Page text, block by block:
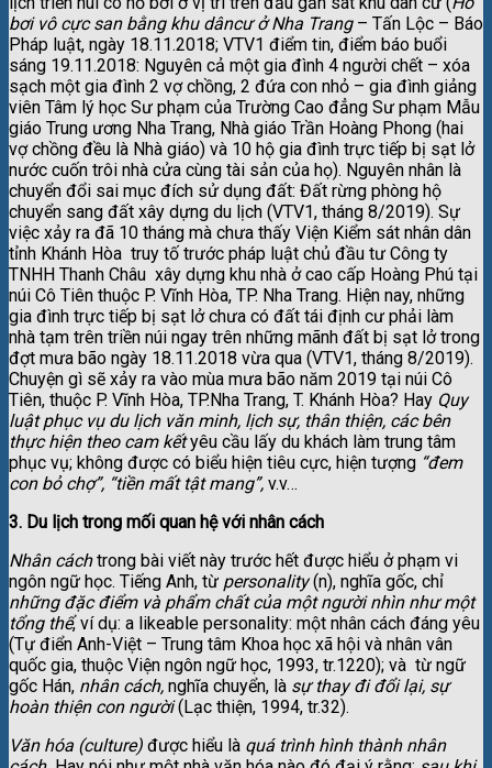
bơi vô cực san bằng khu dâncư ở Nha Trang– Tấn Lộc – Báo
Pháp luật, ngày 18.11.2018; VTV1 điểm tin, điểm báo buổi
sáng 19.11.2018: Nguyên cả một gia đình 4 người chết – xóa
sạch một gia đình 2 vợ chồng, 2 đứa con nhỏ – gia đình giảng
viên Tâm lý học Sư phạm của Trường Cao đẳng Sư phạm Mẫu
giáo Trung ương Nha Trang, Nhà giáo Trần Hoàng Phong (hai
vợ chồng đều là Nhà giáo) và 10 hộ gia đình trực tiếp bị sạt lở
nước cuốn trôi nhà cửa cùng tài sản của họ). Nguyên nhân là
chuyển đổi sai mục đích sử dụng đất: Đất rừng phòng hộ
chuyển sang đất xây dựng du lịch (VTV1, tháng 8/2019). Sự
việc xảy ra đã 10 tháng mà chưa thấy Viện Kiểm sát nhân dân
tỉnh Khánh Hòa truy tố trước pháp luật chủ đầu tư Công ty
TNHH Thanh Châu xây dựng khu nhà ở cao cấp Hoàng Phú tại
núi Cô Tiên thuộc P. Vĩnh Hòa, TP. Nha Trang. Hiện nay, những
gia đình trực tiếp bị sạt lở chưa có đất tái định cư phải làm
nhà tạm trên triền núi ngay trên những mãnh đất bị sạt lở trong
đợt mưa bão ngày 18.11.2018 vừa qua (VTV1, tháng 8/2019).
Chuyện gì sẽ xảy ra vào mùa mưa bão năm 2019 tại núi Cô
Tiên, thuộc P. Vĩnh Hòa, TP.Nha Trang, T. Khánh Hòa? Hay Quy
luật phục vụ du lịch văn minh, lịch sự, thân thiện, các bên
thực hiện theo cam kếtyêu cầu lấy du khách làm trung tâm
phục vụ; không được có biểu hiện tiêu cực, hiện tượng “đem
con bỏ chợ”, “tiền mất tật mang”, v.v…
3. Du lịch trong mối quan hệ với nhân cách
Nhân cáchtrong bài viết này trước hết được hiểu ở phạm vi
ngôn ngữ học. Tiếng Anh, từ personality(n), nghĩa gốc, chỉ
những đặc điểm và phẩm chất của một người nhìn như một
tổng thể, ví dụ: a likeable personality: một nhân cách đáng yêu
(Tự điển Anh-Việt – Trung tâm Khoa học xã hội và nhân vân
quốc gia, thuộc Viện ngôn ngữ học, 1993, tr.1220); và từ ngữ
gốc Hán, nhân cách, nghĩa chuyển, là sự thay đi đổi lại, sự
hoàn thiện con người(Lạc thiện, 1994, tr.32).
Văn hóa (culture) được hiểu là quá trình hình thành nhân